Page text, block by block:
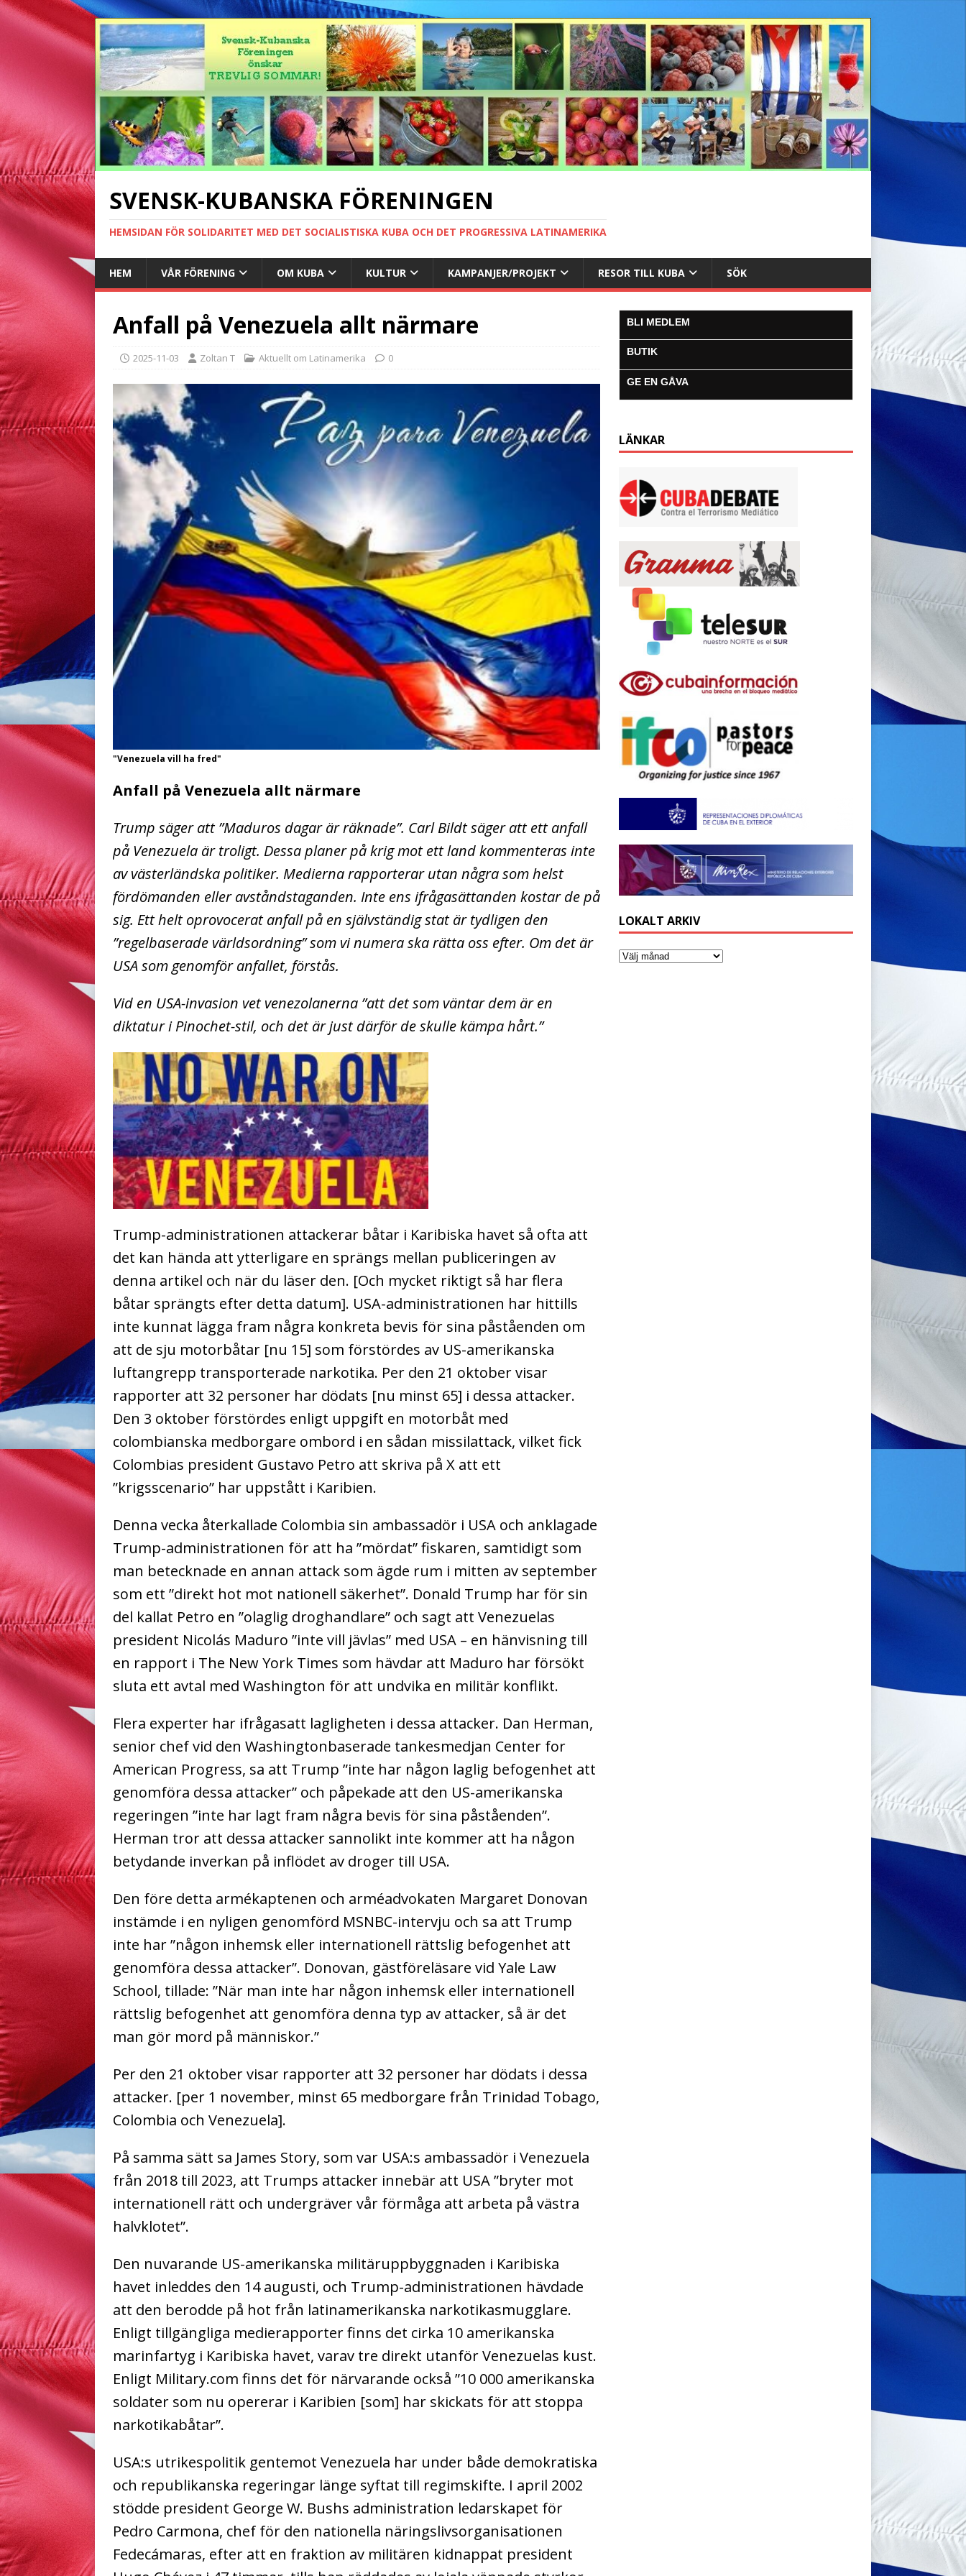
SVENSK-KUBANSKA FÖRENINGEN
HEMSIDAN FÖR SOLIDARITET MED DET SOCIALISTISKA KUBA OCH DET PROGRESSIVA LATINAMERIKA
HEM VÅR FÖRENING OM KUBA KULTUR KAMPANJER/PROJEKT RESOR TILL KUBA SÖK
Anfall på Venezuela allt närmare
2025-11-03 Zoltan T Aktuellt om Latinamerika 0
"Venezuela vill ha fred"
Anfall på Venezuela allt närmare
Trump säger att ”Maduros dagar är räknade”. Carl Bildt säger att ett anfall
på Venezuela är troligt. Dessa planer på krig mot ett land kommenteras inte
av västerländska politiker. Medierna rapporterar utan några som helst
fördömanden eller avståndstaganden. Inte ens ifrågasättanden kostar de på
sig. Ett helt oprovocerat anfall på en självständig stat är tydligen den
”regelbaserade världsordning” som vi numera ska rätta oss efter. Om det är
USA som genomför anfallet, förstås.
Vid en USA-invasion vet venezolanerna ”att det som väntar dem är en
diktatur i Pinochet-stil, och det är just därför de skulle kämpa hårt.”
Trump-administrationen attackerar båtar i Karibiska havet så ofta att
det kan hända att ytterligare en sprängs mellan publiceringen av
denna artikel och när du läser den. [Och mycket riktigt så har flera
båtar sprängts efter detta datum]. USA-administrationen har hittills
inte kunnat lägga fram några konkreta bevis för sina påståenden om
att de sju motorbåtar [nu 15] som förstördes av US-amerikanska
luftangrepp transporterade narkotika. Per den 21 oktober visar
rapporter att 32 personer har dödats [nu minst 65] i dessa attacker.
Den 3 oktober förstördes enligt uppgift en motorbåt med
colombianska medborgare ombord i en sådan missilattack, vilket fick
Colombias president Gustavo Petro att skriva på X att ett
”krigsscenario” har uppstått i Karibien.
Denna vecka återkallade Colombia sin ambassadör i USA och anklagade
Trump-administrationen för att ha ”mördat” fiskaren, samtidigt som
man betecknade en annan attack som ägde rum i mitten av september
som ett ”direkt hot mot nationell säkerhet”. Donald Trump har för sin
del kallat Petro en ”olaglig droghandlare” och sagt att Venezuelas
president Nicolás Maduro ”inte vill jävlas” med USA – en hänvisning till
en rapport i The New York Times som hävdar att Maduro har försökt
sluta ett avtal med Washington för att undvika en militär konflikt.
Flera experter har ifrågasatt lagligheten i dessa attacker. Dan Herman,
senior chef vid den Washingtonbaserade tankesmedjan Center for
American Progress, sa att Trump ”inte har någon laglig befogenhet att
genomföra dessa attacker” och påpekade att den US-amerikanska
regeringen ”inte har lagt fram några bevis för sina påståenden”.
Herman tror att dessa attacker sannolikt inte kommer att ha någon
betydande inverkan på inflödet av droger till USA.
Den före detta armékaptenen och arméadvokaten Margaret Donovan
instämde i en nyligen genomförd MSNBC-intervju och sa att Trump
inte har ”någon inhemsk eller internationell rättslig befogenhet att
genomföra dessa attacker”. Donovan, gästföreläsare vid Yale Law
School, tillade: ”När man inte har någon inhemsk eller internationell
rättslig befogenhet att genomföra denna typ av attacker, så är det
man gör mord på människor.”
Per den 21 oktober visar rapporter att 32 personer har dödats i dessa
attacker. [per 1 november, minst 65 medborgare från Trinidad Tobago,
Colombia och Venezuela].
På samma sätt sa James Story, som var USA:s ambassadör i Venezuela
från 2018 till 2023, att Trumps attacker innebär att USA ”bryter mot
internationell rätt och undergräver vår förmåga att arbeta på västra
halvklotet”.
Den nuvarande US-amerikanska militäruppbyggnaden i Karibiska
havet inleddes den 14 augusti, och Trump-administrationen hävdade
att den berodde på hot från latinamerikanska narkotikasmugglare.
Enligt tillgängliga medierapporter finns det cirka 10 amerikanska
marinfartyg i Karibiska havet, varav tre direkt utanför Venezuelas kust.
Enligt Military.com finns det för närvarande också ”10 000 amerikanska
soldater som nu opererar i Karibien [som] har skickats för att stoppa
narkotikabåtar”.
USA:s utrikespolitik gentemot Venezuela har under både demokratiska
och republikanska regeringar länge syftat till regimskifte. I april 2002
stödde president George W. Bushs administration ledarskapet för
Pedro Carmona, chef för den nationella näringslivsorganisationen
Fedecámaras, efter att en fraktion av militären kidnappat president
BLI MEDLEM
BUTIK
GE EN GÅVA
LÄNKAR
LOKALT ARKIV